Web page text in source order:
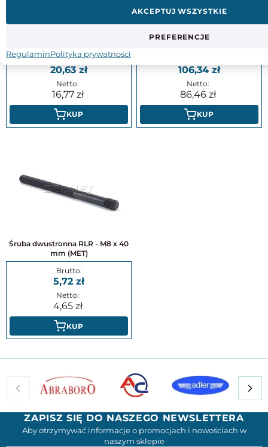
64,5 mm | wtopka mosiężna |
20,63
16,77
KUP
Dociskacz pionowy z przylgą
pionową GN 810.1-130-B -
106,34
86,46
KUP
Śruba dwustronna RLR - M8 x 40
mm (MET)
5,72
4,65
KUP
ZAPISZ SIĘ DO NASZEGO NEWSLETTERA
Aby otrzymywać informacje o promocjach i nowościach w
naszym sklepie
PREFERENCJE
AKCEPTUJ WSZYSTKIE
RegulaminPolityka prywatności